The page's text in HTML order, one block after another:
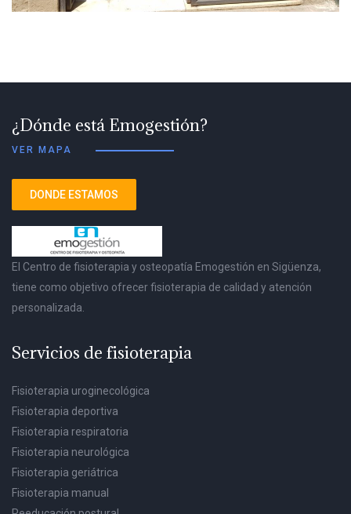
¿Dónde está Emogestión?
VER MAPA
DONDE ESTAMOS
El Centro de fisioterapia y osteopatía Emogestión en Sigüenza,
tiene como objetivo ofrecer fisioterapia de calidad y atención
personalizada.
Servicios de fisioterapia
Fisioterapia uroginecológica
Fisioterapia deportiva
Fisioterapia respiratoria
Fisioterapia neurológica
Fisioterapia geriátrica
Fisioterapia manual